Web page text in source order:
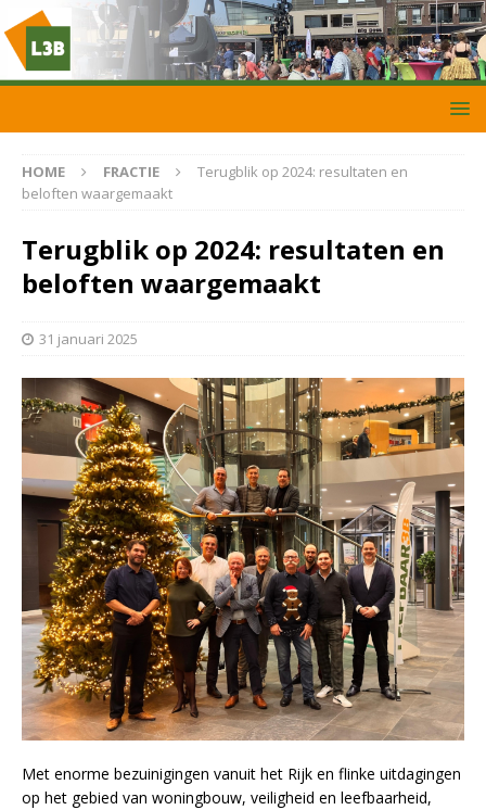
HOME FRACTIE
Terugblik op 2024: resultaten en
beloften waargemaakt
Terugblik op 2024: resultaten en
beloften waargemaakt
31 januari 2025
Met enorme bezuinigingen vanuit het Rijk en flinke uitdagingen
op het gebied van woningbouw, veiligheid en leefbaarheid,